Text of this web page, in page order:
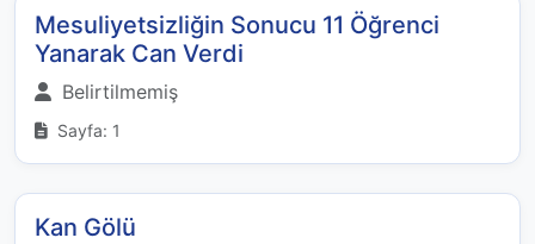
Mesuliyetsizliğin Sonucu 11 Öğrenci
Yanarak Can Verdi
Belirtilmemiş
Sayfa: 1
Kan Gölü